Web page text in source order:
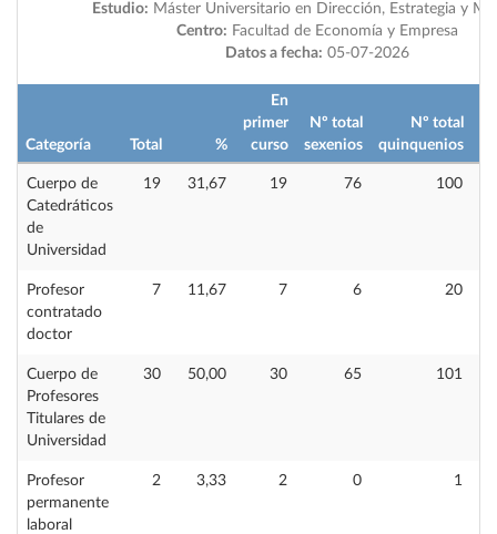
Estudio: Máster Universitario en Dirección, Estrategia y
Centro: Facultad de Economía y Empresa
Datos a fecha: 05-07-2026
Categoría Total %
En
primer
curso
Nº total
sexenios
Nº total
quinquenios
Cuerpo de
Catedráticos
de
Universidad
19 31,67 19 76 100
Profesor
contratado
doctor
7 11,67 7 6 20
Cuerpo de
Profesores
Titulares de
Universidad
30 50,00 30 65 101
Profesor
permanente
laboral
2 3,33 2 0 1